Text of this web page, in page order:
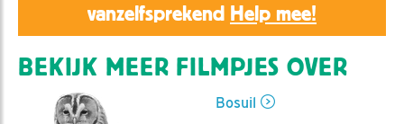
vanzelfsprekend Help mee!
BEKIJK MEER FILMPJES OVER
Bosuil